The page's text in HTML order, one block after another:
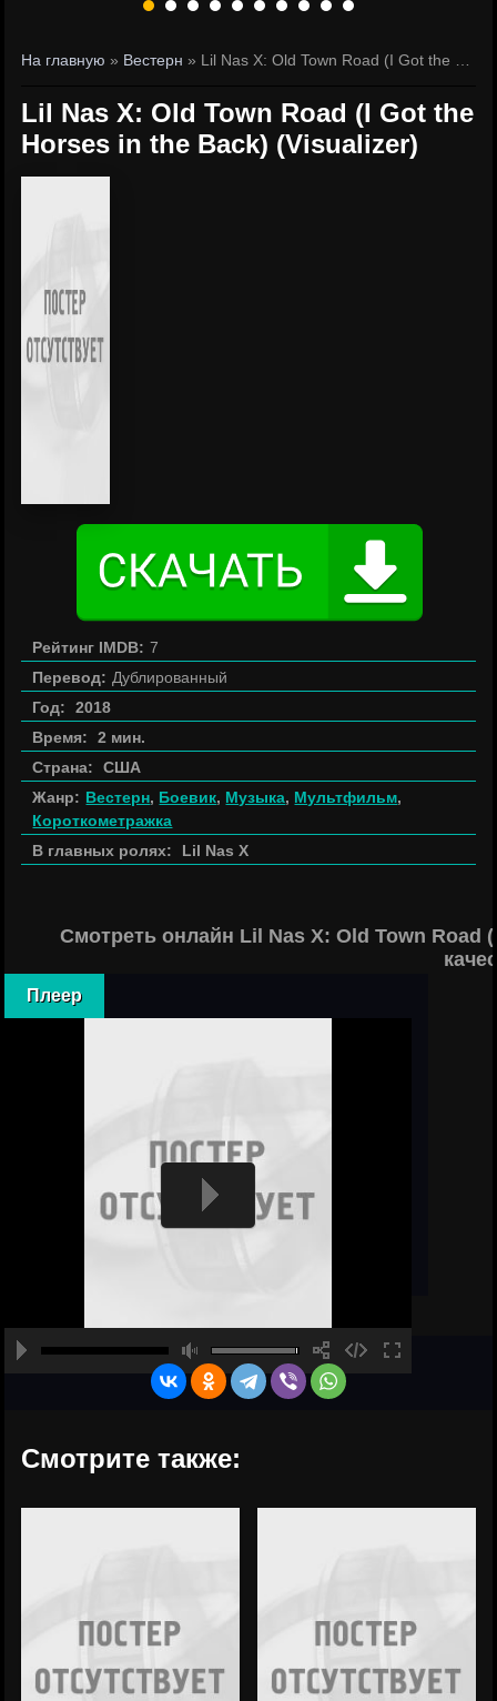
На главную » Вестерн » Lil Nas X: Old Town Road (I Got the Horses in the Back) (Visualizer)
Lil Nas X: Old Town Road (I Got the
Horses in the Back) (Visualizer)
Рейтинг IMDB: 7
Перевод: Дублированный
Год:
2018
Время:
2 мин.
Страна:
США
Жанр: Вестерн, Боевик, Музыка, Мультфильм,
Короткометражка
В главных ролях:
Lil Nas X
Смотреть онлайн Lil Nas X: Old Town
Плеер
Смотрите также: